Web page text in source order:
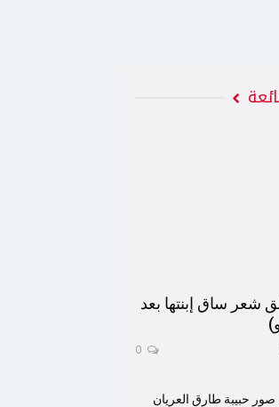
شعر ساق إبنتها بعد
حبيبة طارق العريان